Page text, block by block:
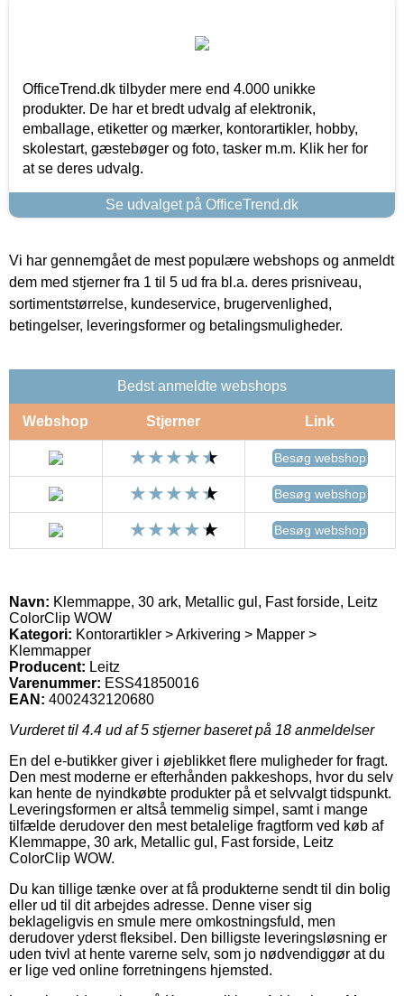
OfficeTrend.dk tilbyder mere end 4.000 unikke
produkter. De har et bredt udvalg af elektronik,
emballage, etiketter og mærker, kontorartikler, hobby,
skolestart, gæstebøger og foto, tasker m.m. Klik her for
at se deres udvalg.
Se udvalget på OfficeTrend.dk
Vi har gennemgået de mest populære webshops og anmeldt
dem med stjerner fra 1 til 5 ud fra bl.a. deres prisniveau,
sortimentstørrelse, kundeservice, brugervenlighed,
betingelser, leveringsformer og betalingsmuligheder.
Bedst anmeldte webshops
Webshop Stjerner Link
Besøg webshop
Besøg webshop
Besøg webshop
Navn: Klemmappe, 30 ark, Metallic gul, Fast forside, Leitz
ColorClip WOW
Kategori: Kontorartikler > Arkivering > Mapper >
Klemmapper
Producent: Leitz
Varenummer: ESS41850016
EAN: 4002432120680
Vurderet til 4.4 ud af 5 stjerner baseret på 18 anmeldelser
En del e-butikker giver i øjeblikket flere muligheder for fragt.
Den mest moderne er efterhånden pakkeshops, hvor du selv
kan hente de nyindkøbte produkter på et selvvalgt tidspunkt.
Leveringsformen er altså temmelig simpel, samt i mange
tilfælde derudover den mest betalelige fragtform ved køb af
Klemmappe, 30 ark, Metallic gul, Fast forside, Leitz
ColorClip WOW.
Du kan tillige tænke over at få produkterne sendt til din bolig
eller ud til dit arbejdes adresse. Denne viser sig
beklageligvis en smule mere omkostningsfuld, men
derudover yderst fleksibel. Den billigste leveringsløsning er
uden tvivl at hente varerne selv, som jo nødvendiggør at du
er lige ved online forretningens hjemsted.